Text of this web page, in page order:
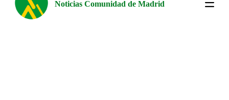
Noticias Comunidad de Madrid